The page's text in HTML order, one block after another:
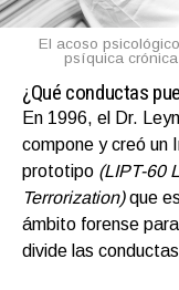
El acoso
psíquica
¿Qué conductas
En 1996, el Dr.
compone y creó un
prototipo (LIPT-60
Terrorization)que
ámbito forense
divide las